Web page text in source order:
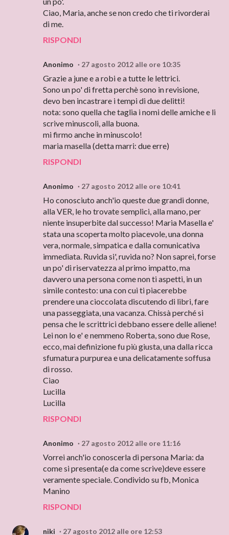
Ciao, Maria, anche se non credo che ti rivorderai
di me.
RISPONDI
Anonimo 27 agosto 2012 alle ore 10:35
Grazie a june e a robi e a tutte le lettrici.
Sono un po' di fretta perchè sono in revisione,
devo ben incastrare i tempi di due delitti!
nota: sono quella che taglia i nomi delle amiche e li
scrive minuscoli, alla buona.
mi firmo anche in minuscolo!
maria masella (detta marri: due erre)
RISPONDI
Anonimo 27 agosto 2012 alle ore 10:41
Ho conosciuto anch'io queste due grandi donne,
alla VER, le ho trovate semplici, alla mano, per
niente insuperbite dal successo! Maria Masella e'
stata una scoperta molto piacevole, una donna
vera, normale, simpatica e dalla comunicativa
immediata. Ruvida si', ruvida no? Non saprei, forse
un po' di riservatezza al primo impatto, ma
davvero una persona come non ti aspetti, in un
simile contesto: una con cui ti piacerebbe
prendere una cioccolata discutendo di libri, fare
una passeggiata, una vacanza. Chissà perché si
pensa che le scrittrici debbano essere delle aliene!
Lei non lo e' e nemmeno Roberta, sono due Rose,
ecco, mai definizione fu più giusta, una dalla ricca
sfumatura purpurea e una delicatamente soffusa
di rosso.
Ciao
Lucilla
Lucilla
RISPONDI
Anonimo 27 agosto 2012 alle ore 11:16
Vorrei anch'io conoscerla di persona Maria: da
come si presenta(e da come scrive)deve essere
veramente speciale. Condivido su fb, Monica
Manino
RISPONDI
niki 27 agosto 2012 alle ore 12:53